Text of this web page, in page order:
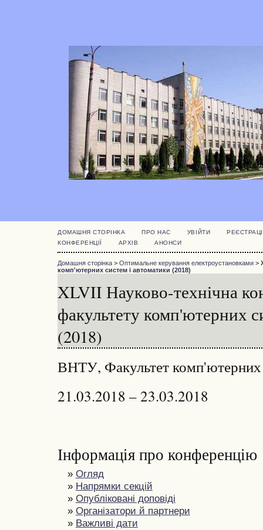
ДОМАШНЯ СТОРІНКА ПРО НАС УВІЙТИ
КОНФЕРЕНЦІЇ
АРХІВ АНОНСИ
Домашня сторінка > Оптимальне керування електроустановками >
комп'ютерних систем і автоматики (2018)
XLVII Науково-технічна
факультету комп'ютерних
(2018)
ВНТУ, Факультет комп'ютерних
21.03.2018 – 23.03.2018
Інформація про конференцію
» Огляд
» Напрямки секцій
» Опубліковані доповіді
» Організатори й партнери
» Важливі дати